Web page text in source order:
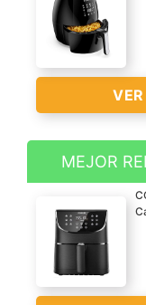
?Gran
y potencia de
Suficientemente
con la que
hasta 10
vez. Óptimo
MEJOR